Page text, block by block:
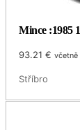
Mince
93.21€ včetně
Stříbro